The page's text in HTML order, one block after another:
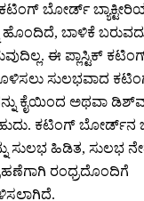
ಕಟಿಂಗ್ ಬೋರ್ಡ್
ಹೊಂದಿದೆ, ಬಾಳಿಕೆ
ಈ ಪ್ಲಾಸ್ಟಿಕ್
ಸುಲಭವಾದ
ಕೈಯಿಂದ ಅಥವಾ
ಕಟಿಂಗ್ ಬೋರ್ಡ್‌ನ
ಸುಲಭ ಹಿಡಿತ, ಸುಲಭ
ರಂಧ್ರದೊಂದಿಗೆ